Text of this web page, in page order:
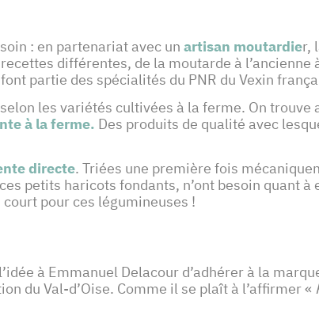
: en partenariat avec un artisan moutardier,
différentes, de la moutarde à l’ancienne
partie des spécialités du PNR du Vexin
selon les variétés cultivées à la ferme. On trouve
à la ferme. Des produits de qualité avec
directe. Triées une première fois
petits haricots fondants, n’ont besoin quant à
pour ces légumineuses !
à Emmanuel Delacour d’adhérer à la
du Val-d’Oise. Comme il se plaît à l’affirmer «